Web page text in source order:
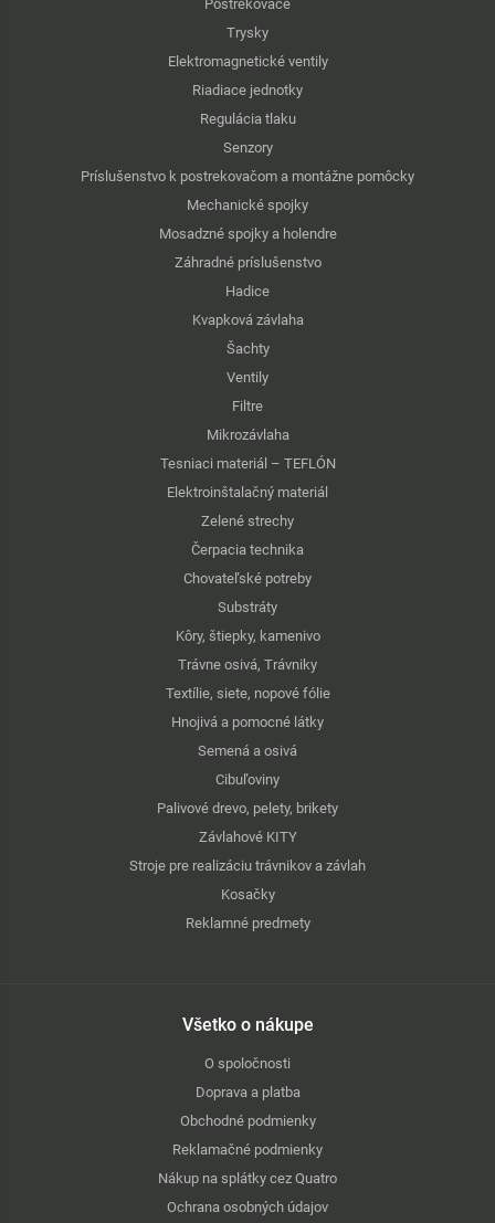
Postrekovače
Trysky
Elektromagnetické ventily
Riadiace jednotky
Regulácia tlaku
Senzory
Príslušenstvo k postrekovačom a montážne pomôcky
Mechanické spojky
Mosadzné spojky a holendre
Záhradné príslušenstvo
Hadice
Kvapková závlaha
Šachty
Ventily
Filtre
Mikrozávlaha
Tesniaci materiál – TEFLÓN
Elektroinštalačný materiál
Zelené strechy
Čerpacia technika
Chovateľské potreby
Substráty
Kôry, štiepky, kamenivo
Trávne osivá, Trávniky
Textílie, siete, nopové fólie
Hnojivá a pomocné látky
Semená a osivá
Cibuľoviny
Palivové drevo, pelety, brikety
Závlahové KITY
Stroje pre realizáciu trávnikov a závlah
Kosačky
Reklamné predmety
Všetko o nákupe
O spoločnosti
Doprava a platba
Obchodné podmienky
Reklamačné podmienky
Nákup na splátky cez Quatro
Ochrana osobných údajov